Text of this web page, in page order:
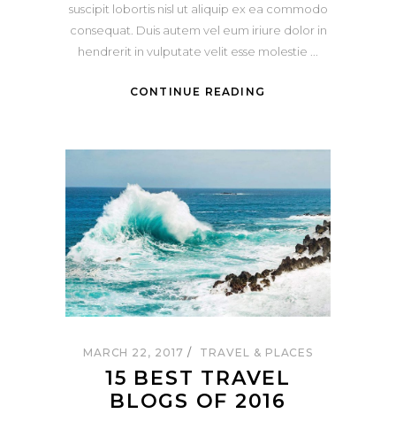
suscipit lobortis nisl ut aliquip ex ea commodo
consequat. Duis autem vel eum iriure dolor in
hendrerit in vulputate velit esse molestie
CONTINUE READING
MARCH 22, 2017 TRAVEL & PLACES
15 BEST TRAVEL
BLOGS OF 2016